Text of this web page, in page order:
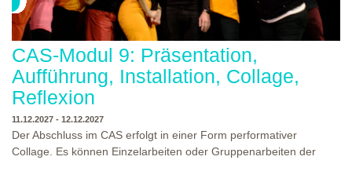
CAS-Modul 9: Präsentation,
Aufführung, Installation, Collage,
Reflexion
11.12.2027 - 12.12.2027
Der Abschluss im CAS erfolgt in einer Form performativer
Collage. Es können Einzelarbeiten oder Gruppenarbeiten der